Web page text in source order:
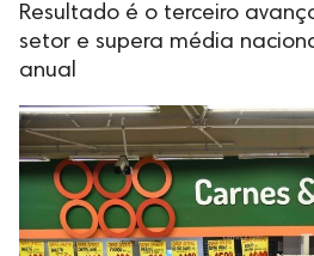
Resultado é o terceiro
setor e supera média
anual